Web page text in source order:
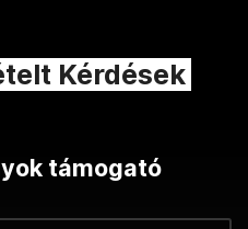
Kérdések
támogató